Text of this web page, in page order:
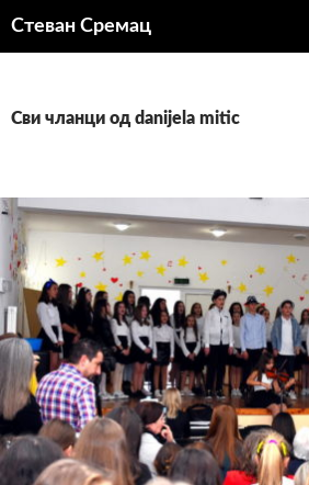
Стеван Сремац
Сви чланци од danijela mitic